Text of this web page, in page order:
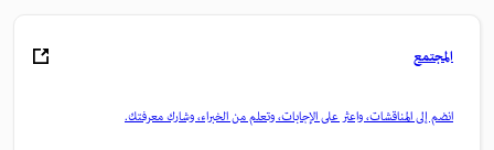
المجتمع
انضم إلى المناقشات، واعثر على الإجابات، وتعلم من الخبراء، وشارك معرفتك.